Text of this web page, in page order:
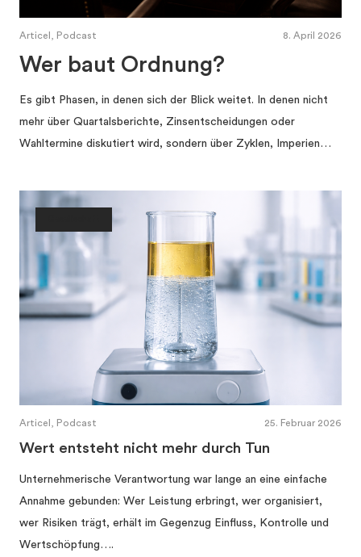
Articel, Podcast 8. April 2026
Wer baut Ordnung?
Es gibt Phasen, in denen sich der Blick weitet. In denen nicht
mehr über Quartalsberichte, Zinsentscheidungen oder
Wahltermine diskutiert wird, sondern über Zyklen, Imperien…
Articel, Podcast 25. Februar 2026
Wert entsteht nicht mehr durch Tun
Unternehmerische Verantwortung war lange an eine einfache
Annahme gebunden: Wer Leistung erbringt, wer organisiert,
wer Risiken trägt, erhält im Gegenzug Einfluss, Kontrolle und
Wertschöpfung….